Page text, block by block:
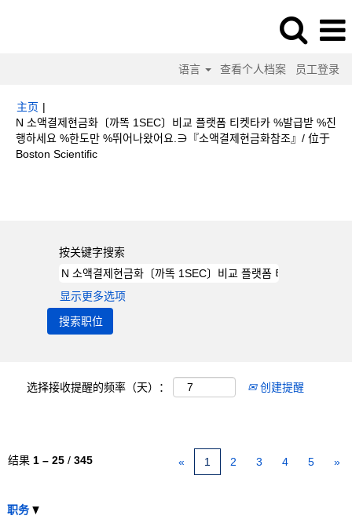
语言 查看个人档案 员工登录
主页 |
N 소액결제현금화〔까똑 1SEC〕비교 플랫폼 티켓타카 %발급받 %진
행하세요 %한도만 %뛰어나왔어요.∋『소액결제현금화참조』/ 位于
Boston Scientific（当
按关键字搜索
显示更多选项
选择接收提醒的频率（天）： 创建提醒
结果 1 – 25 / 345 « 1 2 3 4 5 »
职务